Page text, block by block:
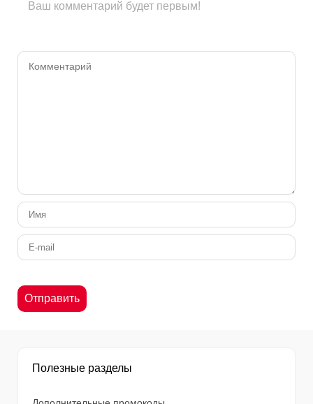
Ваш комментарий будет первым!
Полезные разделы